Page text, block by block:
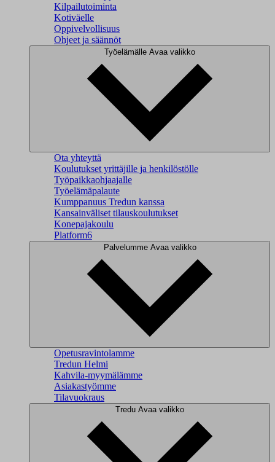
Kilpailutoiminta
Kotiväelle
Oppivelvollisuus
Ohjeet ja säännöt
Työelämälle Avaa valikko
Ota yhteyttä
Koulutukset yrittäjille ja henkilöstölle
Työpaikkaohjaajalle
Työelämäpalaute
Kumppanuus Tredun kanssa
Kansainväliset tilauskoulutukset
Konepajakoulu
Platform6
Palvelumme Avaa valikko
Opetusravintolamme
Tredun Helmi
Kahvila-myymälämme
Asiakastyömme
Tilavuokraus
Tredu Avaa valikko